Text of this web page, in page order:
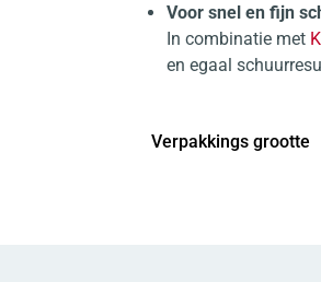
Voor snel en fijn
In combinatie met
en egaal
Verpakkings grootte